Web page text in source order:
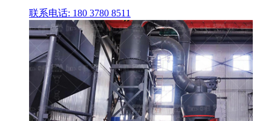
联系电话: 180 3780 8511